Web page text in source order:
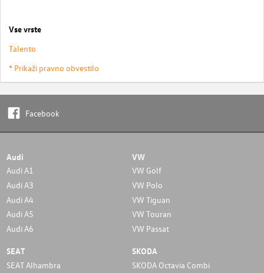
Vse vrste
Talento
* Prikaži pravno obvestilo
Facebook
Audi
Audi A1
Audi A3
Audi A4
Audi A5
Audi A6
VW
VW Golf
VW Polo
VW Tiguan
VW Touran
VW Passat
SEAT
SEAT Alhambra
SKODA
SKODA Octavia Combi